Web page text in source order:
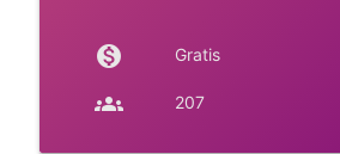
monetization_on Gratis
groups 207